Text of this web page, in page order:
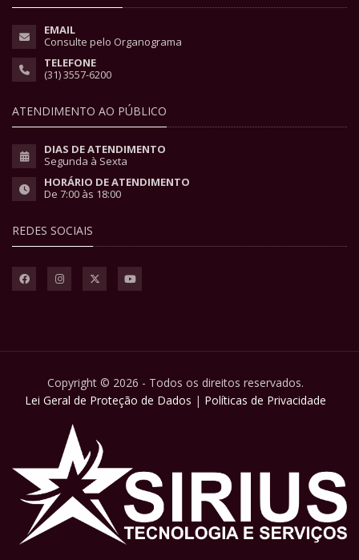
EMAIL
Consulte pelo Organograma
TELEFONE
(31) 3557-6200
ATENDIMENTO AO PÚBLICO
DIAS DE ATENDIMENTO
Segunda à Sexta
HORÁRIO DE ATENDIMENTO
De 7:00 às 18:00
REDES SOCIAIS
Copyright © 2026 - Todos os direitos reservados.
Lei Geral de Proteção de Dados | Políticas de Privacidade